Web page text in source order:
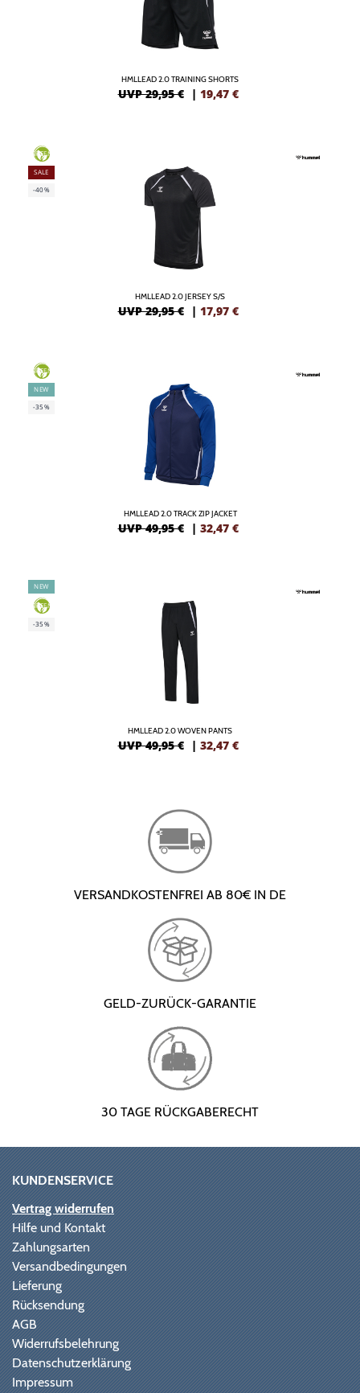
HMLLEAD 2.0 TRAINING SHORTS
UVP 29,95 € | 19,47 €
GREEN
SALE
-40%
HMLLEAD 2.0 JERSEY S/S
UVP 29,95 € | 17,97 €
GREEN
NEW
-35%
HMLLEAD 2.0 TRACK ZIP JACKET
UVP 49,95 € | 32,47 €
NEW
GREEN
-35%
HMLLEAD 2.0 WOVEN PANTS
UVP 49,95 € | 32,47 €
VERSANDKOSTENFREI AB 80€ IN DE
GELD-ZURÜCK-GARANTIE
30 TAGE RÜCKGABERECHT
KUNDENSERVICE
Vertrag widerrufen
Hilfe und Kontakt
Zahlungsarten
Versandbedingungen
Lieferung
Rücksendung
AGB
Widerrufsbelehrung
Datenschutzerklärung
Impressum